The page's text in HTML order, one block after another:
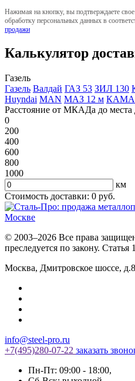
Нажимая на кнопку, вы подтверждаете свое
обработку персональных данных в
продажи
Калькулятор
Газель
Газель Валдай ГАЗ 53 ЗИЛ 130
Huyndai MAN МАЗ 12 м
Расстояние от МКАДа до места
0
200
400
600
800
1000
км
Стоимость доставки: 0 руб.
© 2003–2026 Все права
преследуется по закону.
Москва, Дмитровское шоссе,
info@steel-pro.ru
+7(495)280-07-22 заказать
Пн-Пт: 09:00 - 18:00,